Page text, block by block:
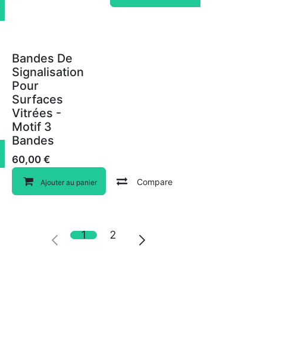
Compare
Bandes De
Signalisation
Pour
Surfaces
Vitrées -
Motif 3
Bandes
60,00 €
Ajouter au panier Compare
1 2